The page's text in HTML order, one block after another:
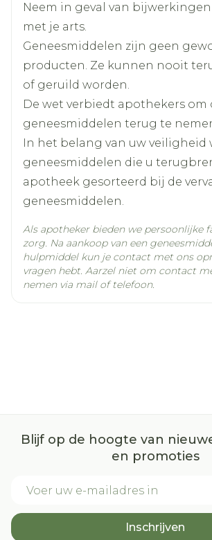
Diepte 38 mm
Hoeveelheid
Verpakking
28
Actieve
Ingrediënten
donepezil
Behoud
25°C)
Neem in geval van
met je arts.
Geneesmiddelen zijn geen
producten. Ze kunnen nooit
of geruild worden.
De wet verbiedt apothekers
geneesmiddelen terug te
In het belang van uw veiligheid
geneesmiddelen die u
apotheek gesorteerd bij de
geneesmiddelen.
Als apotheker bieden we persoonlijke
zorg. Na aankoop van een
hulpmiddel kun je contact met ons
vragen hebt. Aarzel niet om contact
nemen via mail of telefoon.
Blijf op de hoogte van
en promoties
Inschrijven